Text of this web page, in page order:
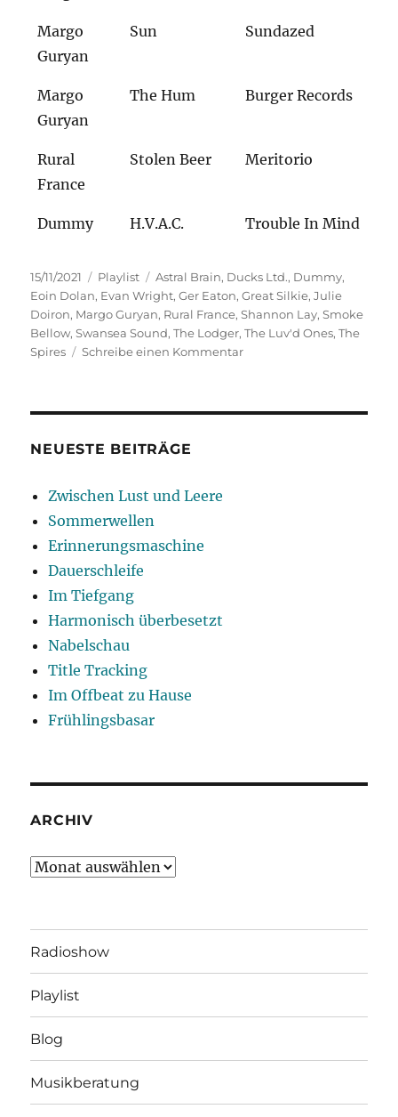
Margo
Guryan
Sun Sundazed
Margo
Guryan
The Hum Burger Records
Rural
France
Stolen Beer Meritorio
Dummy H.V.A.C. Trouble In Mind
Veröffentlicht
am
15/11/2021 Kategorien
Playlist Schlagwörter
Astral Brain, Ducks Ltd., Dummy,
Eoin Dolan, Evan Wright,Ger Eaton,Great Silkie,Julie
Doiron, Margo Guryan, Rural France,Shannon Lay,Smoke
Bellow,Swansea Sound,The Lodger,The Luv'd Ones,The
Spires
Schreibe einen Kommentarzu
NEUESTE BEITRÄGE
Zwischen Lust und Leere
Sommerwellen
Erinnerungsmaschine
Dauerschleife
Im Tiefgang
Harmonisch überbesetzt
Nabelschau
Title Tracking
Im Offbeat zu Hause
Frühlingsbasar
ARCHIV
Archiv
Radioshow
Playlist
Blog
Musikberatung